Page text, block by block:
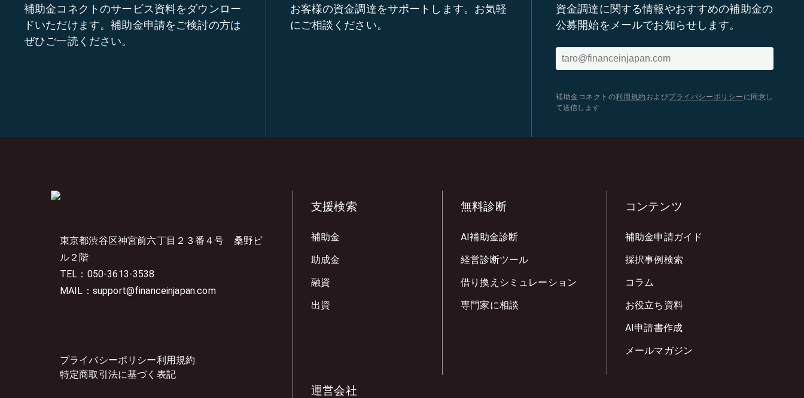
補助金コネクトのサービス資料をダウンロー
ドいただけます。補助金申請をご検討の方は
ぜひご一読ください。
お客様の資金調達をサポートします。お気軽
にご相談ください。
資金調達に関する情報やおすすめの補助金の
公募開始をメールでお知らせします。
補助金コネクトの利用規約 およびプライバシーポリシー に同意し
て送信します
東京都渋谷区神宮前六丁目２３番４号 桑野ビ
ル２階
TEL：050-3613-3538
MAIL：support@financeinjapan.com
プライバシーポリシー利用規約
特定商取引法に基づく表記
支援検索
補助金
助成金
融資
出資
無料診断
AI補助金診断
経営診断ツール
借り換えシミュレーション
専門家に相談
コンテンツ
補助金申請ガイド
採択事例検索
コラム
お役立ち資料
AI申請書作成
メールマガジン
運営会社